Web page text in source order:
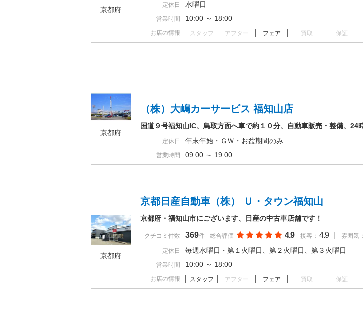
京都府
定休日 水曜日
営業時間 10:00 ～ 18:00
お店の情報 スタッフ アフター フェア 買取 保証
京都府
（株）大嶋カーサービス 福知山店
国道９号福知山IC、鳥取方面へ車で約１０分、自動車販売・整備、24
定休日 年末年始・ＧＷ・お盆期間のみ
営業時間 09:00 ～ 19:00
京都府
京都日産自動車（株） Ｕ・タウン福知山
京都府・福知山市にございます、日産の中古車店舗です！
クチコミ件数 369件 総合評価 4.9 接客： 4.9 雰囲気：
定休日 毎週水曜日・第１火曜日、第２火曜日、第３火曜日
営業時間 10:00 ～ 18:00
お店の情報 スタッフ アフター フェア 買取 保証